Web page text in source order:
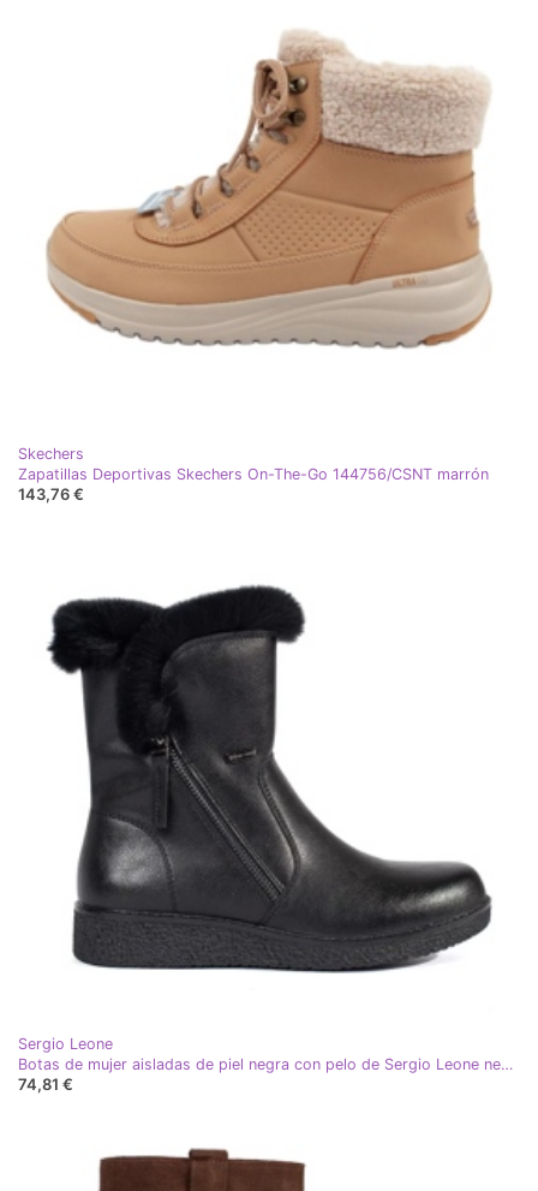
Skechers
Zapatillas Deportivas Skechers On-The-Go 144756/CSNT marrón
143,76 €
Sergio Leone
Botas de mujer aisladas de piel negra con pelo de Sergio Leone negro
74,81 €